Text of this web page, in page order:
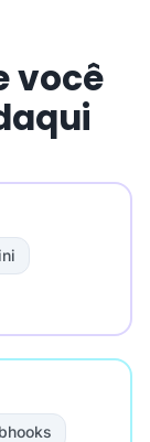
você